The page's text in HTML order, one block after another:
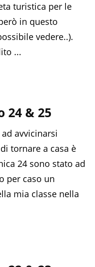
turistica per le
in questo
vedere..).
...
24 & 25
avvicinarsi
tornare a casa è
24 sono stato ad
per caso un
mia classe nella